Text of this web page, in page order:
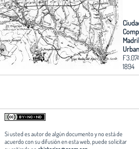
1894
Si usted es autor de algún documento y no está de
acuerdo con su difusión en esta web, puede solicitar